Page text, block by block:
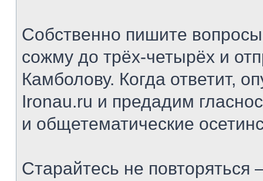
Собственно пишите
сожму до трёх-четырёх и
Камболову. Когда ответит,
Ironau.ru и предадим
и общетематические
Старайтесь не повторяться